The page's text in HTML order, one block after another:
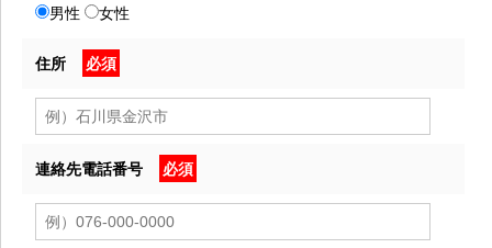
男性 女性
住所 必須
連絡先電話番号 必須